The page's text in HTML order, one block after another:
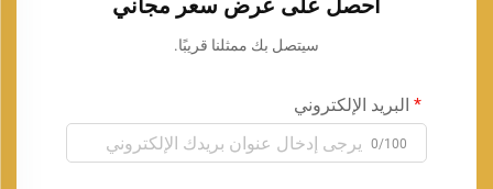
احصل على عرض سعر مجاني
سيتصل بك ممثلنا قريبًا.
البريد الإلكتروني
0/100